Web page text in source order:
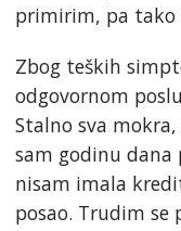
primirim, pa tako
Zbog teških
odgovornom
Stalno sva
sam godinu dana
nisam imala
posao. Trudim